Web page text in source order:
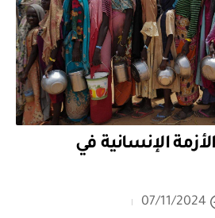
الإنسانية في
07/11/2024